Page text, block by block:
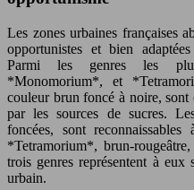
Les zones urbaines françaises
opportunistes et bien
Parmi les genres les
*Monomorium*, et
couleur brun foncé à noire, sont
par les sources de sucres.
foncées, sont
*Tetramorium*, brun-
trois genres représentent à eux
urbain.